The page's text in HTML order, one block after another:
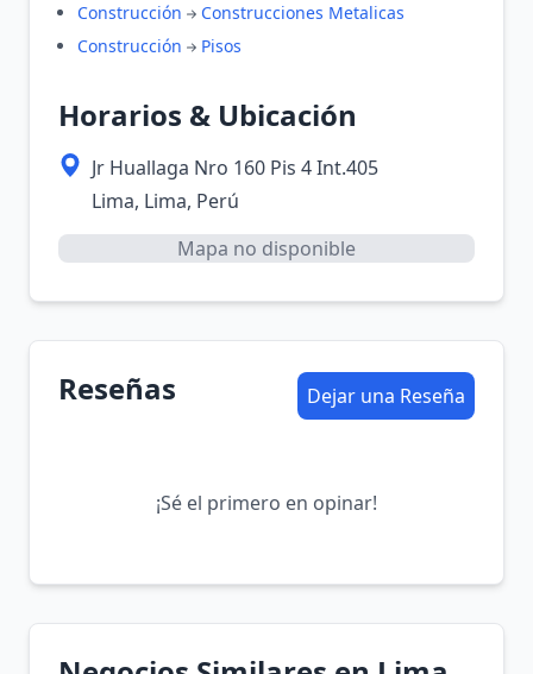
Construcción
Construcciones Metalicas
Construcción
Pisos
Horarios & Ubicación
Jr Huallaga Nro 160 Pis 4 Int.405
Lima, Lima, Perú
Mapa no disponible
Reseñas Dejar una Reseña
¡Sé el primero en opinar!